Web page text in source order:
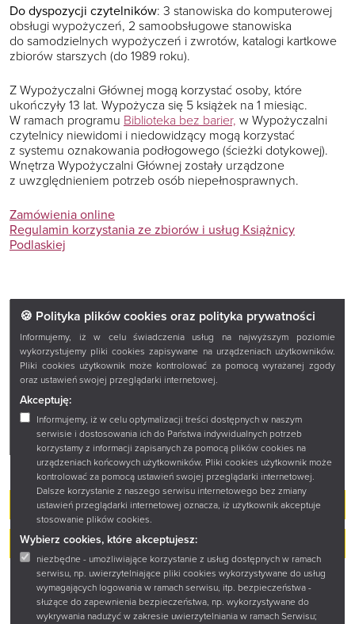
🍪 Polityka plików cookies oraz polityka prywatności
Informujemy, iż w celu świadczenia usług na najwyższym poziomie
wykorzystujemy pliki cookies zapisywane na urządzeniach użytkowników.
Pliki cookies użytkownik może kontrolować za pomocą wyrażanej zgody
oraz ustawień swojej przeglądarki internetowej.
Akceptuję:
Informujemy, iż w celu optymalizacji treści dostępnych w naszym
serwisie i dostosowania ich do Państwa indywidualnych potrzeb
korzystamy z informacji zapisanych za pomocą plików cookies na
urządzeniach końcowych użytkowników. Pliki cookies użytkownik może
kontrolować za pomocą ustawień swojej przeglądarki internetowej.
Dalsze korzystanie z naszego serwisu internetowego bez zmiany
ustawień przeglądarki internetowej oznacza, iż użytkownik akceptuje
stosowanie plików cookies.
Wybierz cookies, które akceptujesz:
niezbędne - umożliwiające korzystanie z usług dostępnych w ramach
serwisu, np. uwierzytelniające pliki cookies wykorzystywane do usług
wymagających logowania w ramach serwisu, itp. bezpieczeństwa -
służące do zapewnienia bezpieczeństwa, np. wykorzystywane do
wykrywania nadużyć w zakresie uwierzytelniania w ramach Serwisu;
Do dyspozycji czytelników: 3 stanowiska do komputerowej
obsługi wypożyczeń, 2 samoobsługowe stanowiska
do samodzielnych wypożyczeń i zwrotów, katalogi kartkowe
zbiorów starszych (do 1989 roku).
Z Wypożyczalni Głównej mogą korzystać osoby, które
ukończyły 13 lat. Wypożycza się 5 książek na 1 miesiąc.
W ramach programu Biblioteka bez barier, w Wypożyczalni
czytelnicy niewidomi i niedowidzący mogą korzystać
z systemu oznakowania podłogowego (ścieżki dotykowej).
Wnętrza Wypożyczalni Głównej zostały urządzone
z uwzględnieniem potrzeb osób niepełnosprawnych.
Zamówienia online
Regulamin korzystania ze zbiorów i usług Książnicy
Podlaskiej
Wypożyczalnia Główna i Międzybiblioteczna
Wypożyczenia międzybiblioteczne